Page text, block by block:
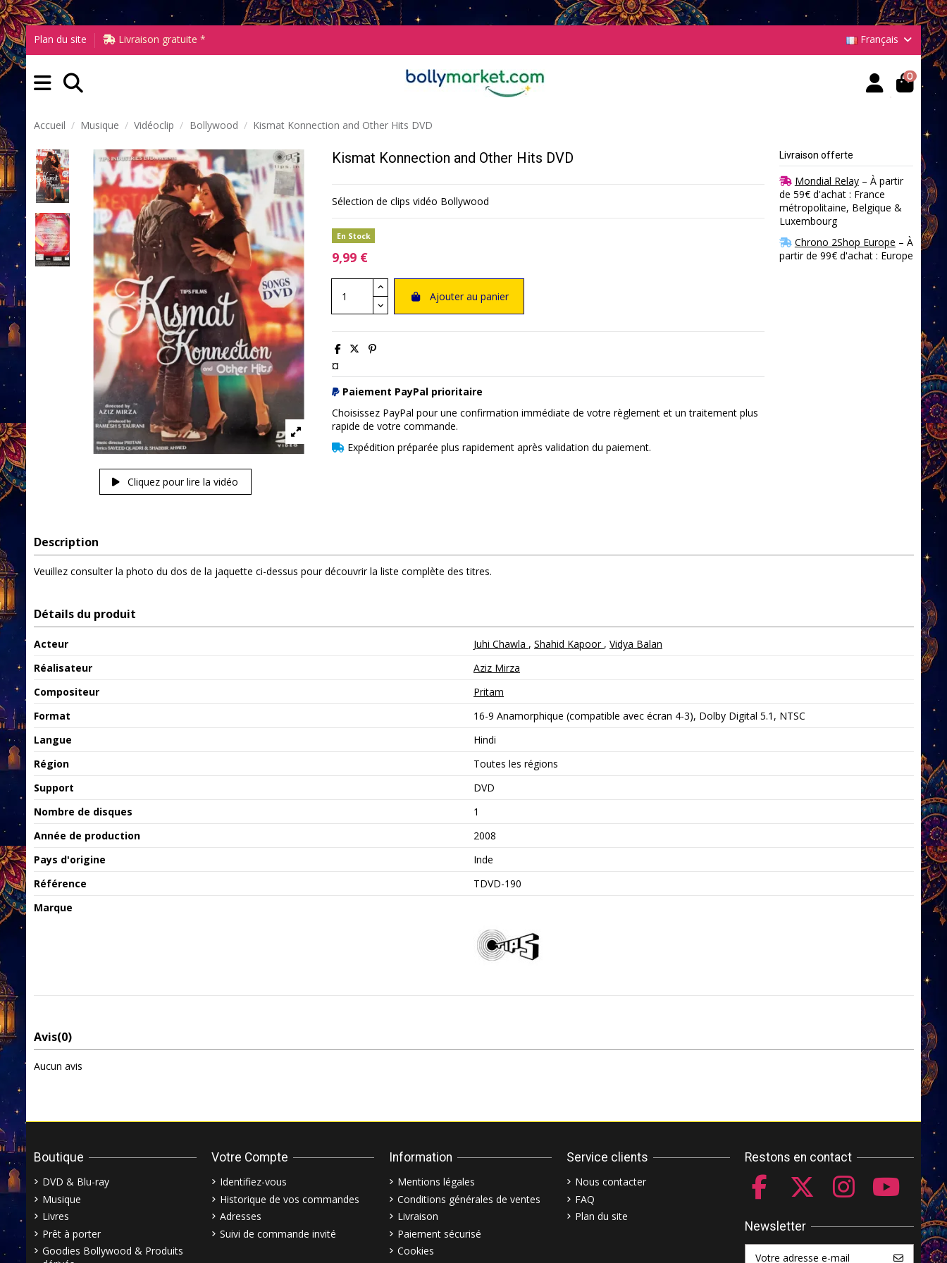
Plan du site Livraison gratuite * Français
0
Accueil Musique Vidéoclip Bollywood Kismat Konnection and Other Hits DVD
Cliquez pour lire la vidéo
Kismat Konnection and Other Hits DVD
Sélection de clips vidéo Bollywood
En Stock
9,99 €
Ajouter au panier
¤
Paiement PayPal prioritaire
Choisissez PayPal pour une confirmation immédiate de votre règlement et un traitement plus
rapide de votre commande.
Expédition préparée plus rapidement après validation du paiement.
Livraison offerte
Mondial Relay– À partir
de 59€ d'achat : France
métropolitaine, Belgique &
Luxembourg
Chrono 2Shop Europe – À
partir de 99€ d'achat : Europe
Description
Veuillez consulter la photo du dos de la jaquette ci-dessus pour découvrir la liste complète des titres.
Détails du produit
Acteur Juhi Chawla , Shahid Kapoor , Vidya Balan
Réalisateur
Aziz Mirza
Compositeur
Pritam
Format
16-9 Anamorphique (compatible avec écran 4-3), Dolby Digital 5.1, NTSC
Langue
Hindi
Région
Toutes les régions
Support
DVD
Nombre de disques
1
Année de production
2008
Pays d'origine
Inde
Référence
TDVD-190
Marque
Avis(0)
Aucun avis
Boutique
DVD & Blu-ray
Musique
Livres
Prêt à porter
Goodies Bollywood & Produits
Votre Compte
Identifiez-vous
Historique de vos commandes
Adresses
Suivi de commande invité
Information
Mentions légales
Conditions générales de ventes
Livraison
Paiement sécurisé
Cookies
Service clients
Nous contacter
FAQ
Plan du site
Restons en contact
Newsletter